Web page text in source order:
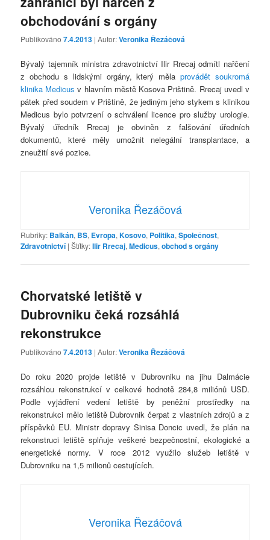
obchodování s orgány
Publikováno7.4.2013 | Autor:Veronika Řezáčová
Bývalý tajemník ministra zdravotnictví Ilir Rrecaj odmítl nařčení
z obchodu s lidskými orgány, který mělaprovádět soukromá
klinika Medicus v hlavním městě Kosova Prištině. Rrecaj uvedl v
pátek před soudem v Prištině, že jediným jeho stykem s klinikou
Medicus bylo potvrzení o schválení licence pro služby urologie.
Bývalý úředník Rrecaj je obviněn z falšování úředních
dokumentů, které měly umožnit nelegální transplantace, a
zneužití své pozice.
Veronika Řezáčová
Rubriky: Balkán, BS, Evropa,Kosovo, Politika,Společnost,
Zdravotnictví |Štítky:Ilir Rrecaj,Medicus,obchod s orgány
Chorvatské letiště v
Dubrovniku čeká rozsáhlá
rekonstrukce
Publikováno7.4.2013 | Autor:Veronika Řezáčová
Do roku 2020 projde letiště v Dubrovniku na jihu Dalmácie
rozsáhlou rekonstrukcí v celkové hodnotě 284,8 miliónů USD.
Podle vyjádření vedení letiště by peněžní prostředky na
rekonstrukci mělo letiště Dubrovnik čerpat z vlastních zdrojů a z
příspěvků EU. Ministr dopravy Sinisa Doncic uvedl, že plán na
rekonstruci letiště splňuje veškeré bezpečnostní, ekologické a
energetické normy. V roce 2012 využilo služeb letiště v
Dubrovniku na 1,5 milionů cestujících.
Veronika Řezáčová